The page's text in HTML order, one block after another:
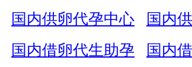
国内供卵代孕中心
国内
国内借卵代生助孕
国内